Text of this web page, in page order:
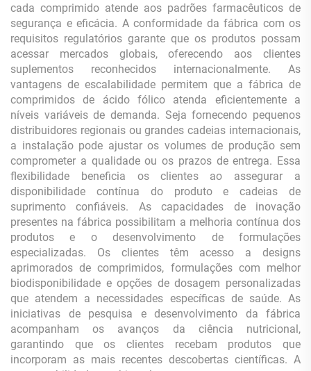
cada comprimido atende aos padrões farmacêuticos de
segurança e eficácia. A conformidade da fábrica com os
requisitos regulatórios garante que os produtos possam
acessar mercados globais, oferecendo aos clientes
suplementos reconhecidos internacionalmente. As
vantagens de escalabilidade permitem que a fábrica de
comprimidos de ácido fólico atenda eficientemente a
níveis variáveis de demanda. Seja fornecendo pequenos
distribuidores regionais ou grandes cadeias internacionais,
a instalação pode ajustar os volumes de produção sem
comprometer a qualidade ou os prazos de entrega. Essa
flexibilidade beneficia os clientes ao assegurar a
disponibilidade contínua do produto e cadeias de
suprimento confiáveis. As capacidades de inovação
presentes na fábrica possibilitam a melhoria contínua dos
produtos e o desenvolvimento de formulações
especializadas. Os clientes têm acesso a designs
aprimorados de comprimidos, formulações com melhor
biodisponibilidade e opções de dosagem personalizadas
que atendem a necessidades específicas de saúde. As
iniciativas de pesquisa e desenvolvimento da fábrica
acompanham os avanços da ciência nutricional,
garantindo que os clientes recebam produtos que
incorporam as mais recentes descobertas científicas. A